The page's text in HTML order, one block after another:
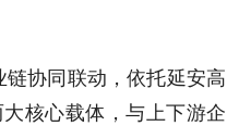
协同联动，依托延安高
核心载体，与上下游企